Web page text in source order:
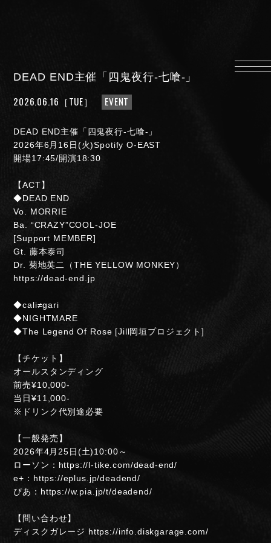
PROFILE
SCHEDULE
DISCOGRAPHY
MUSIC VIDEO
LYRICS
GOODS
伊達漢
CONTACT
NIGHTMARE OFFICIAL MOBILE SITE
JOIN LOGIN
FAN CLUB INFORMATION
Q&A
DEAD END主催「四鬼夜行-七喰-」
2026.06.16 ［TUE］ EVENT
DEAD END主催「四鬼夜行-七喰-」
2026年6月16日(火)Spotify O-EAST
開場17:45/開演18:30
【ACT】
◆DEAD END
Vo. MORRIE
Ba. “CRAZY”COOL-JOE
[Support MEMBER]
Gt. 藤本泰司
Dr. 菊地英二（THE YELLOW MONKEY）
https://dead-end.jp
◆cali≠gari
◆NIGHTMARE
◆The Legend Of Rose [Jill岡垣プロジェクト]
【チケット】
オールスタンディング
前売¥10,000-
当日¥11,000-
※ドリンク代別途必要
【一般発売】
2026年4月25日(土)10:00～
ローソン：https://l-tike.com/dead-end/
e+：https://eplus.jp/deadend/
ぴあ：https://w.pia.jp/t/deadend/
【問い合わせ】
ディスクガレージ https://info.diskgarage.com/